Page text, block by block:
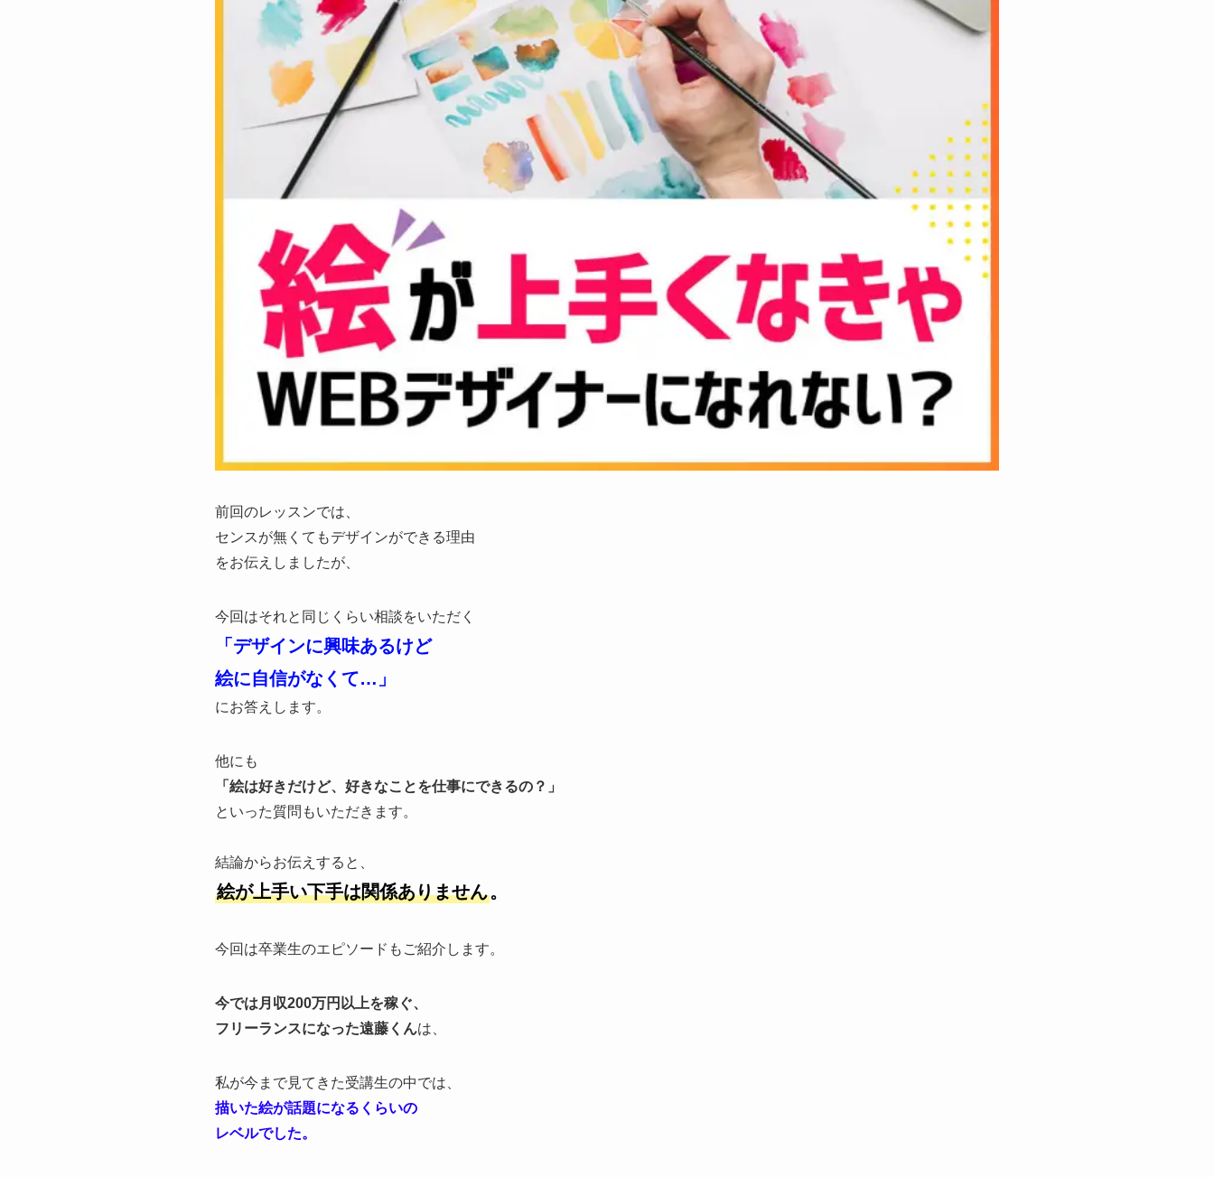
前回のレッスンでは、
センスが無くてもデザインができる理由
をお伝えしましたが、
今回はそれと同じくらい相談をいただく
「デザインに興味あるけど
絵に自信がなくて…」
にお答えします。
他にも
「絵は好きだけど、好きなことを仕事にできるの？」
といった質問もいただきます。
結論からお伝えすると、
絵が上手い下手は関係ありません。
今回は卒業生のエピソードもご紹介します。
今では月収200万円以上を稼ぐ、
フリーランスになった遠藤くんは、
私が今まで見てきた受講生の中では、
描いた絵が話題になるくらいの
レベルでした。